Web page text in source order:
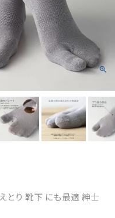
とり 靴下 にも最適 紳士